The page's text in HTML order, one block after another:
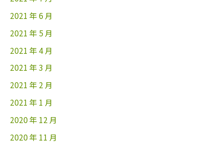
2021 年 6 月
2021 年 5 月
2021 年 4 月
2021 年 3 月
2021 年 2 月
2021 年 1 月
2020 年 12 月
2020 年 11 月